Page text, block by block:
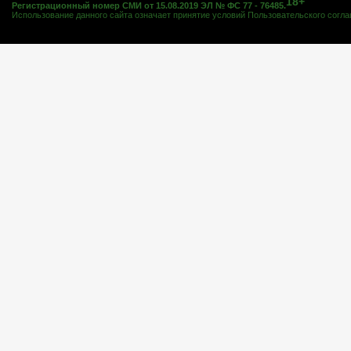
Регистрационный номер СМИ от 15.08.2019 ЭЛ № ФС 77 - 76485.
Использование данного сайта означает принятие условий Пользовательского